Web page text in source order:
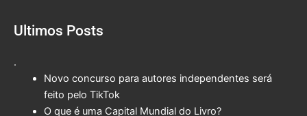
Ultimos Posts
.
Novo concurso para autores independentes será
feito pelo TikTok
O que é uma Capital Mundial do Livro?